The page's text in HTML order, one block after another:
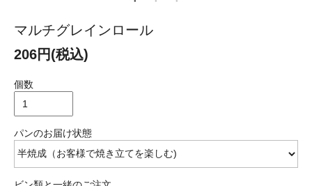
マルチグレインロール
206円(税込)
個数
パンのお届け状態